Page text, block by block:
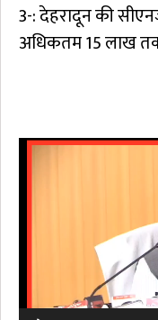
3-: देहरादून की
अधिकतम ₹15 लाख
Video